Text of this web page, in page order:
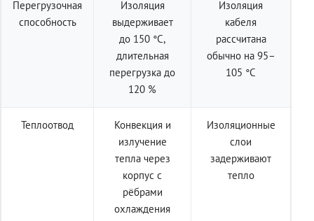
Перегрузочная
способность
Изоляция
выдерживает
до 150 °C,
длительная
перегрузка до
120 %
Изоляция
кабеля
рассчитана
обычно на 95–
105 °C
Теплоотвод
Конвекция и
излучение
тепла через
корпус с
рёбрами
охлаждения
Изоляционные
слои
задерживают
тепло